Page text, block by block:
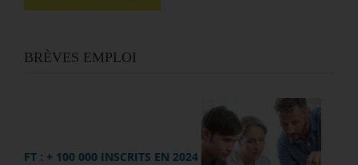
BRÈVES EMPLOI
FT : + 100 000 INSCRITS EN 2024